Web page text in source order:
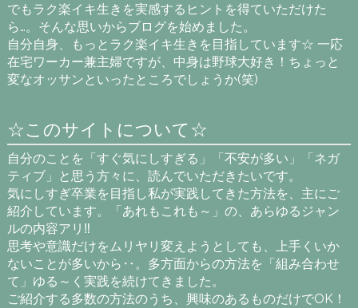
でもラク楽イキ生きを実感するヒントを得ていただけた
ら…。そんな思いからブログを始めました。
自分自身、もっとラク楽イキ生きを目指しています☆ 一応
在宅ワーカー兼主婦ですが、中身は野球大好き！ちょっと
変なオッサンといったところでしょうか(笑)
☆このサイトについて☆
自分のことを「すぐ気にしすぎる」「不安が多い」「ネガ
ティブ」と思う方々に、読んでいただきたいです。
気にしすぎ卒業を目指し私が実践してきた方法を、主にご
紹介しています。「あれもこれも～」の、あらゆるジャン
ルの内容アリ‼
思考や意識だけをムリヤリ変えようとしても、上手くいか
ないことが多いから‥。多方面からの方法を「組み合わせ
て」ゆる～く実践を続けてきました。
ご紹介する多数の方法のうち、興味のあるものだけでOK！